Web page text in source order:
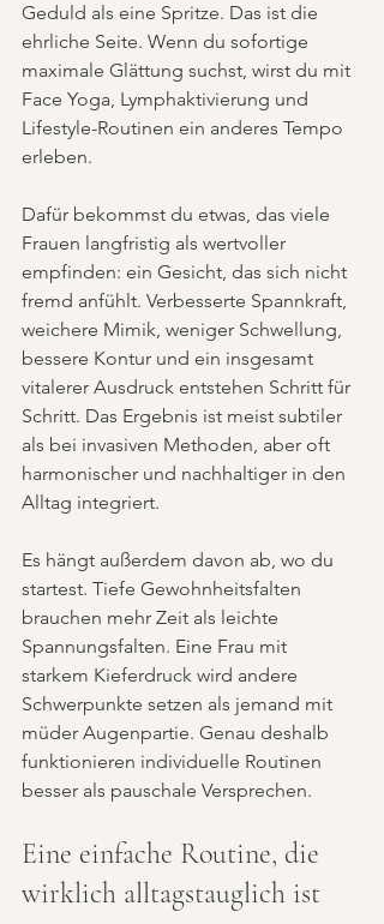
Geduld als eine Spritze. Das ist die
ehrliche Seite. Wenn du sofortige
maximale Glättung suchst, wirst du mit
Face Yoga, Lymphaktivierung und
Lifestyle-Routinen ein anderes Tempo
erleben.
Dafür bekommst du etwas, das viele
Frauen langfristig als wertvoller
empfinden: ein Gesicht, das sich nicht
fremd anfühlt. Verbesserte Spannkraft,
weichere Mimik, weniger Schwellung,
bessere Kontur und ein insgesamt
vitalerer Ausdruck entstehen Schritt für
Schritt. Das Ergebnis ist meist subtiler
als bei invasiven Methoden, aber oft
harmonischer und nachhaltiger in den
Alltag integriert.
Es hängt außerdem davon ab, wo du
startest. Tiefe Gewohnheitsfalten
brauchen mehr Zeit als leichte
Spannungsfalten. Eine Frau mit
starkem Kieferdruck wird andere
Schwerpunkte setzen als jemand mit
müder Augenpartie. Genau deshalb
funktionieren individuelle Routinen
besser als pauschale Versprechen.
Eine einfache Routine, die
wirklich alltagstauglich ist